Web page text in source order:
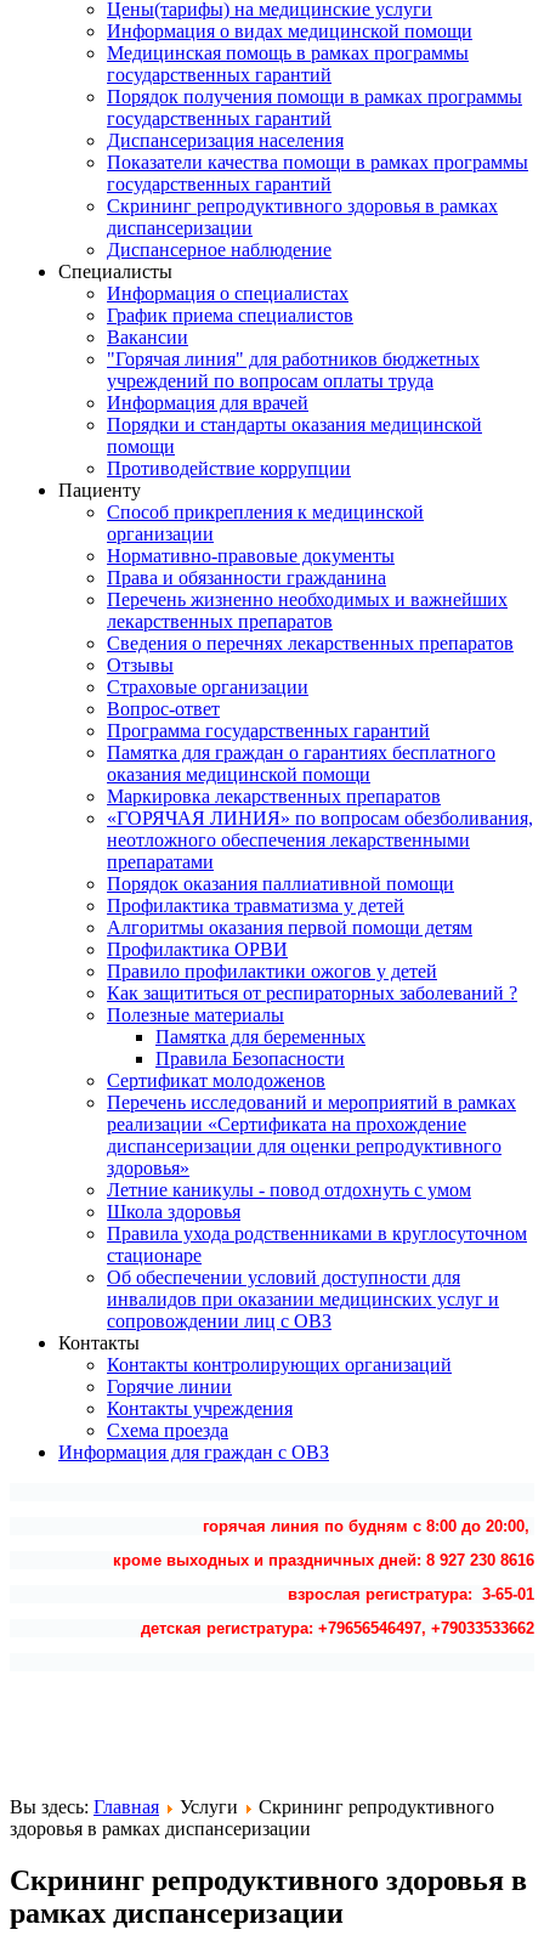
Цены(тарифы) на медицинские услуги
Информация о видах медицинской помощи
Медицинская помощь в рамках программы
государственных гарантий
Порядок получения помощи в рамках программы
государственных гарантий
Диспансеризация населения
Показатели качества помощи в рамках программы
государственных гарантий
Скрининг репродуктивного здоровья в рамках
диспансеризации
Диспансерное наблюдение
Специалисты
Информация о специалистах
График приема специалистов
Вакансии
"Горячая линия" для работников бюджетных
учреждений по вопросам оплаты труда
Информация для врачей
Порядки и стандарты оказания медицинской
помощи
Противодействие коррупции
Пациенту
Способ прикрепления к медицинской
организации
Нормативно-правовые документы
Права и обязанности гражданина
Перечень жизненно необходимых и важнейших
лекарственных препаратов
Сведения о перечнях лекарственных препаратов
Отзывы
Страховые организации
Вопрос-ответ
Программа государственных гарантий
Памятка для граждан о гарантиях бесплатного
оказания медицинской помощи
Маркировка лекарственных препаратов
«ГОРЯЧАЯ ЛИНИЯ» по вопросам обезболивания,
неотложного обеспечения лекарственными
препаратами
Порядок оказания паллиативной помощи
Профилактика травматизма у детей
Алгоритмы оказания первой помощи детям
Профилактика ОРВИ
Правило профилактики ожогов у детей
Как защититься от респираторных заболеваний ?
Полезные материалы
Памятка для беременных
Правила Безопасности
Сертификат молодоженов
Перечень исследований и мероприятий в рамках
реализации «Сертификата на прохождение
диспансеризации для оценки репродуктивного
здоровья»
Летние каникулы - повод отдохнуть с умом
Школа здоровья
Правила ухода родственниками в круглосуточном
стационаре
Об обеспечении условий доступности для
инвалидов при оказании медицинских услуг и
сопровождении лиц с ОВЗ
Контакты
Контакты контролирующих организаций
Горячие линии
Контакты учреждения
Схема проезда
Информация для граждан с ОВЗ
горячая линия по будням с 8:00 до 20:00,
кроме выходных и праздничных дней: 8 927 230 8616
взрослая регистратура: 3-65-01
детская регистратура: +79656546497, +79033533662
Вы здесь: Главная Услуги
Скрининг репродуктивного
здоровья в рамках диспансеризации
Скрининг репродуктивного здоровья в
рамках диспансеризации